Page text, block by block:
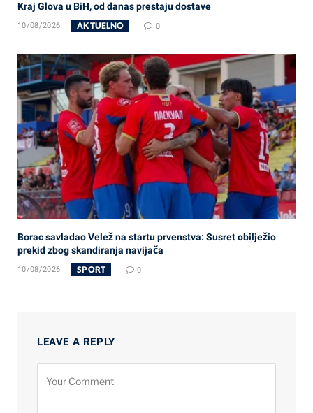
Kraj Glova u BiH, od danas prestaju dostave
10/08/2026 AKTUELNO 0
Borac savladao Velež na startu prvenstva: Susret obilježio
prekid zbog skandiranja navijača
10/08/2026 SPORT 0
LEAVE A REPLY